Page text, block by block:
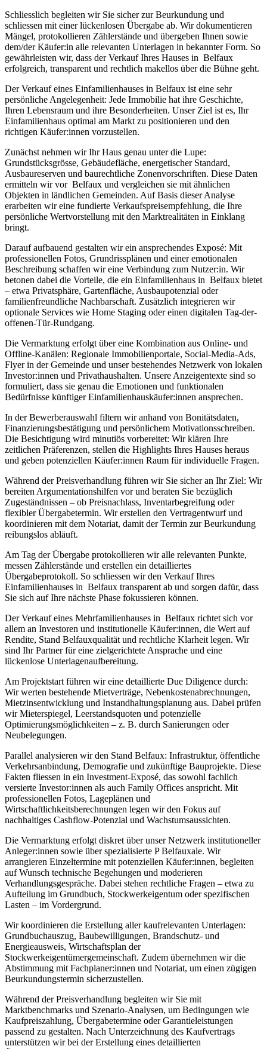
Schliesslich begleiten wir Sie sicher zur Beurkundung und
schliessen mit einer lückenlosen Übergabe ab. Wir dokumentieren
Mängel, protokollieren Zählerstände und übergeben Ihnen sowie
dem/der Käufer:in alle relevanten Unterlagen in bekannter Form. So
gewährleisten wir, dass der Verkauf Ihres Hauses in Belfaux
erfolgreich, transparent und rechtlich makellos über die Bühne geht.
Der Verkauf eines Einfamilienhauses in Belfaux ist eine sehr
persönliche Angelegenheit: Jede Immobilie hat ihre Geschichte,
Ihren Lebensraum und ihre Besonderheiten. Unser Ziel ist es, Ihr
Einfamilienhaus optimal am Markt zu positionieren und den
richtigen Käufer:innen vorzustellen.
Zunächst nehmen wir Ihr Haus genau unter die Lupe:
Grundstücksgrösse, Gebäudefläche, energetischer Standard,
Ausbaureserven und baurechtliche Zonenvorschriften. Diese Daten
ermitteln wir vor Belfaux und vergleichen sie mit ähnlichen
Objekten in ländlichen Gemeinden. Auf Basis dieser Analyse
erarbeiten wir eine fundierte Verkaufspreisempfehlung, die Ihre
persönliche Wertvorstellung mit den Marktrealitäten in Einklang
bringt.
Darauf aufbauend gestalten wir ein ansprechendes Exposé: Mit
professionellen Fotos, Grundrissplänen und einer emotionalen
Beschreibung schaffen wir eine Verbindung zum Nutzer:in. Wir
betonen dabei die Vorteile, die ein Einfamilienhaus in Belfaux bietet
– etwa Privatsphäre, Gartenfläche, Ausbaupotenzial oder
familienfreundliche Nachbarschaft. Zusätzlich integrieren wir
optionale Services wie Home Staging oder einen digitalen Tag-der-
offenen-Tür-Rundgang.
Die Vermarktung erfolgt über eine Kombination aus Online- und
Offline-Kanälen: Regionale Immobilienportale, Social-Media-Ads,
Flyer in der Gemeinde und unser bestehendes Netzwerk von lokalen
Investor:innen und Privathaushalten. Unsere Anzeigentexte sind so
formuliert, dass sie genau die Emotionen und funktionalen
Bedürfnisse künftiger Einfamilienhauskäufer:innen ansprechen.
In der Bewerberauswahl filtern wir anhand von Bonitätsdaten,
Finanzierungsbestätigung und persönlichem Motivationsschreiben.
Die Besichtigung wird minutiös vorbereitet: Wir klären Ihre
zeitlichen Präferenzen, stellen die Highlights Ihres Hauses heraus
und geben potenziellen Käufer:innen Raum für individuelle Fragen.
Während der Preisverhandlung führen wir Sie sicher an Ihr Ziel: Wir
bereiten Argumentationshilfen vor und beraten Sie bezüglich
Zugeständnissen – ob Preisnachlass, Inventarbegreifung oder
flexibler Übergabetermin. Wir erstellen den Vertragentwurf und
koordinieren mit dem Notariat, damit der Termin zur Beurkundung
reibungslos abläuft.
Am Tag der Übergabe protokollieren wir alle relevanten Punkte,
messen Zählerstände und erstellen ein detailliertes
Übergabeprotokoll. So schliessen wir den Verkauf Ihres
Einfamilienhauses in Belfaux transparent ab und sorgen dafür, dass
Sie sich auf Ihre nächste Phase fokussieren können.
Der Verkauf eines Mehrfamilienhauses in Belfaux richtet sich vor
allem an Investoren und institutionelle Käufer:innen, die Wert auf
Rendite, Stand Belfauxqualität und rechtliche Klarheit legen. Wir
sind Ihr Partner für eine zielgerichtete Ansprache und eine
lückenlose Unterlagenaufbereitung.
Am Projektstart führen wir eine detaillierte Due Diligence durch:
Wir werten bestehende Mietverträge, Nebenkostenabrechnungen,
Mietzinsentwicklung und Instandhaltungsplanung aus. Dabei prüfen
wir Mieterspiegel, Leerstandsquoten und potenzielle
Optimierungsmöglichkeiten – z. B. durch Sanierungen oder
Neubelegungen.
Parallel analysieren wir den Stand Belfaux: Infrastruktur, öffentliche
Verkehrsanbindung, Demografie und zukünftige Bauprojekte. Diese
Fakten fliessen in ein Investment-Exposé, das sowohl fachlich
versierte Investor:innen als auch Family Offices anspricht. Mit
professionellen Fotos, Lageplänen und
Wirtschaftlichkeitsberechnungen legen wir den Fokus auf
nachhaltiges Cashflow-Potenzial und Wachstumsaussichten.
Die Vermarktung erfolgt diskret über unser Netzwerk institutioneller
Anleger:innen sowie über spezialisierte P Belfauxale. Wir
arrangieren Einzeltermine mit potenziellen Käufer:innen, begleiten
auf Wunsch technische Begehungen und moderieren
Verhandlungsgespräche. Dabei stehen rechtliche Fragen – etwa zu
Aufteilung im Grundbuch, Stockwerkeigentum oder spezifischen
Lasten – im Vordergrund.
Wir koordinieren die Erstellung aller kaufrelevanten Unterlagen:
Grundbuchauszug, Baubewilligungen, Brandschutz- und
Energieausweis, Wirtschaftsplan der
Stockwerkeigentümergemeinschaft. Zudem übernehmen wir die
Abstimmung mit Fachplaner:innen und Notariat, um einen zügigen
Beurkundungstermin sicherzustellen.
Während der Preisverhandlung begleiten wir Sie mit
Marktbenchmarks und Szenario-Analysen, um Bedingungen wie
Kaufpreiszahlung, Übergabetermine oder Garantieleistungen
passend zu gestalten. Nach Unterzeichnung des Kaufvertrags
unterstützen wir bei der Erstellung eines detaillierten